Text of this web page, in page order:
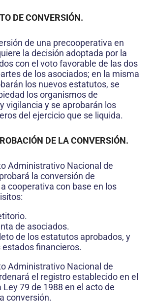
DE CONVERSIÓN.
de una precooperativa en
la decisión adoptada por la
con el voto favorable de las dos
de los asociados; en la misma
los nuevos estatutos, se
los organismos de
vigilancia y se aprobarán los
del ejercicio que se liquida.
DE LA CONVERSIÓN.
Administrativo Nacional de
la conversión de
cooperativa con base en los
de asociados.
de los estatutos aprobados, y
estados financieros.
Administrativo Nacional de
el registro establecido en el
Ley 79 de 1988 en el acto de
conversión.